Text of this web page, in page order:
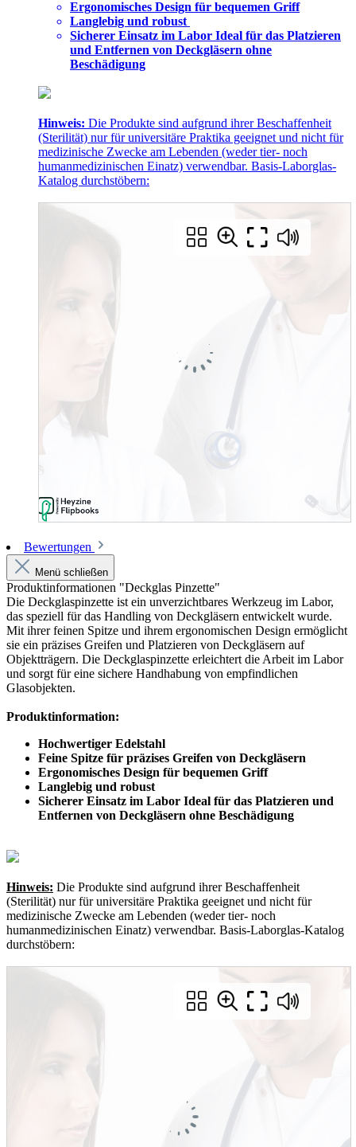
Ergonomisches Design für bequemen Griff
Langlebig und robust
Sicherer Einsatz im Labor Ideal für das Platzieren
und Entfernen von Deckgläsern ohne
Beschädigung
Hinweis: Die Produkte sind aufgrund ihrer Beschaffenheit
(Sterilität) nur für universitäre Praktika geeignet und nicht für
medizinische Zwecke am Lebenden (weder tier- noch
humanmedizinischen Einatz) verwendbar. Basis-Laborglas-
Katalog durchstöbern:
Bewertungen
Menü schließen
Produktinformationen "Deckglas Pinzette"
Die Deckglaspinzette ist ein unverzichtbares Werkzeug im Labor,
das speziell für das Handling von Deckgläsern entwickelt wurde.
Mit ihrer feinen Spitze und ihrem ergonomischen Design ermöglicht
sie ein präzises Greifen und Platzieren von Deckgläsern auf
Objektträgern. Die Deckglaspinzette erleichtert die Arbeit im Labor
und sorgt für eine sichere Handhabung von empfindlichen
Glasobjekten.
Produktinformation:
Hochwertiger Edelstahl
Feine Spitze für präzises Greifen von Deckgläsern
Ergonomisches Design für bequemen Griff
Langlebig und robust
Sicherer Einsatz im Labor Ideal für das Platzieren und
Entfernen von Deckgläsern ohne Beschädigung
Hinweis: Die Produkte sind aufgrund ihrer Beschaffenheit
(Sterilität) nur für universitäre Praktika geeignet und nicht für
medizinische Zwecke am Lebenden (weder tier- noch
humanmedizinischen Einatz) verwendbar. Basis-Laborglas-Katalog
durchstöbern: